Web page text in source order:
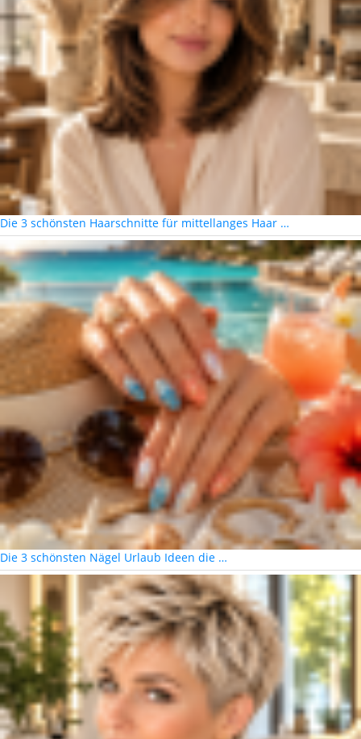
Die 3 schönsten Haarschnitte für mittellanges Haar …
Die 3 schönsten Nägel Urlaub Ideen die …